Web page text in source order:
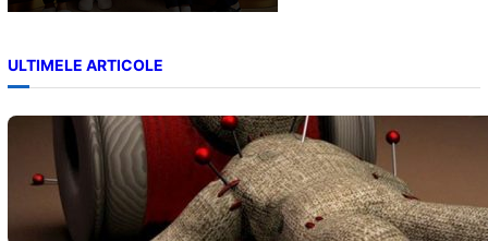
ULTIMELE ARTICOLE